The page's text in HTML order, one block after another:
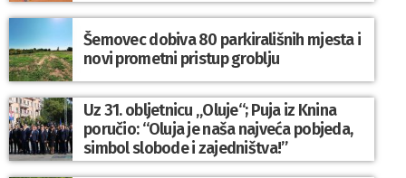
Šemovec dobiva 80 parkirališnih mjesta i
novi prometni pristup groblju
Uz 31. obljetnicu „Oluje“; Puja iz Knina
poručio: “Oluja je naša najveća pobjeda,
simbol slobode i zajedništva!”